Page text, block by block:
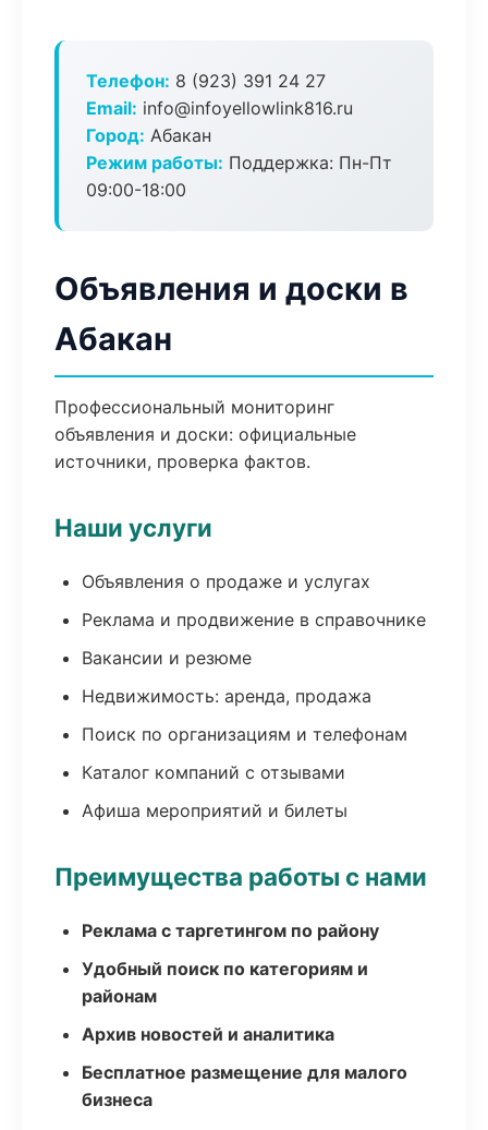
Телефон: 8 (923) 391 24 27
Email: info@infoyellowlink816.ru
Город: Абакан
Режим работы: Поддержка: Пн-Пт
09:00-18:00
Объявления и доски в
Абакан
Профессиональный мониторинг
объявления и доски: официальные
источники, проверка фактов.
Наши услуги
Объявления о продаже и услугах
Реклама и продвижение в справочнике
Вакансии и резюме
Недвижимость: аренда, продажа
Поиск по организациям и телефонам
Каталог компаний с отзывами
Афиша мероприятий и билеты
Преимущества работы с нами
Реклама с таргетингом по району
Удобный поиск по категориям и
районам
Архив новостей и аналитика
Бесплатное размещение для малого
бизнеса